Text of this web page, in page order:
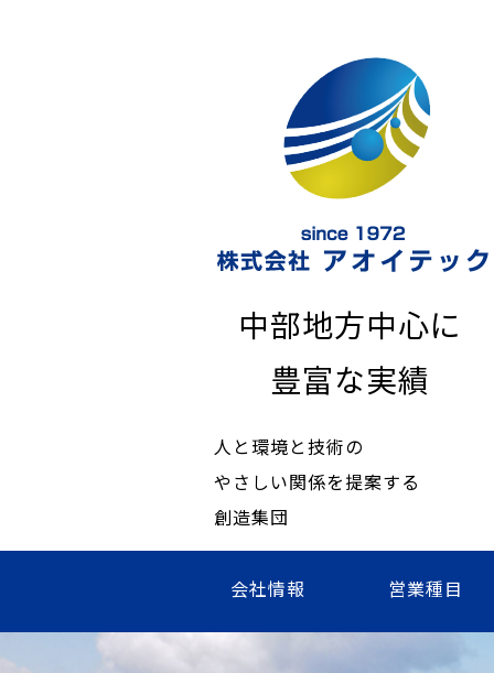
中部地方中心に
豊富な実績
人と環境と技術の
やさしい関係を提案する
創造集団
会社情報 営業種目